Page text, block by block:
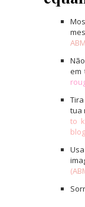
ABM
em
tua
to
(